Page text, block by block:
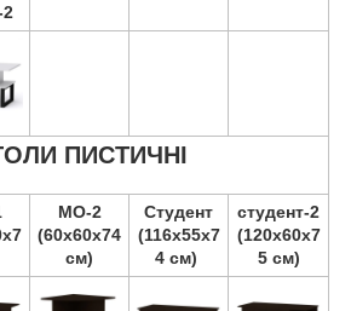
ПИСТИЧНІ
МО-2
(60х60х74
см)
Студент
(116х55х7
4 см)
студент-2
(120х60х7
5 см)